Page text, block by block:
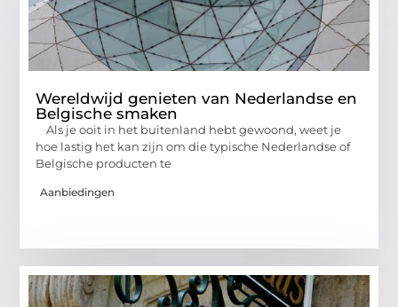
Wereldwijd genieten van Nederlandse en
Belgische smaken
Als je ooit in het buitenland hebt gewoond, weet je
hoe lastig het kan zijn om die typische Nederlandse of
Belgische producten te
Aanbiedingen